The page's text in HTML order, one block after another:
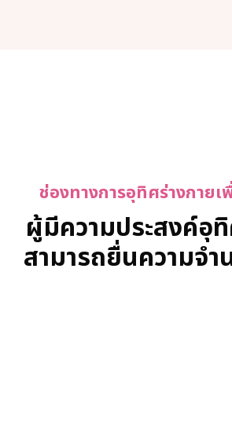
ช่องทางการอุทิศร่างกาย
ผู้มีความประสงค์อุ
สามารถยื่นความจำ